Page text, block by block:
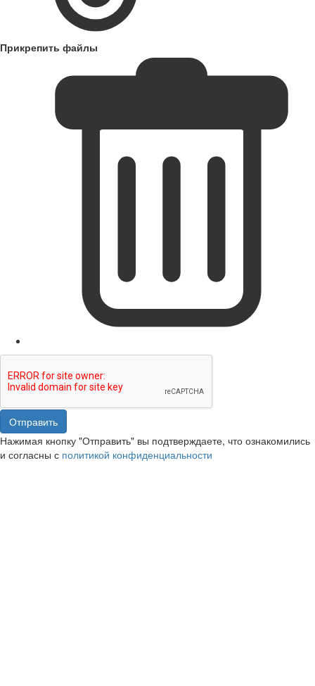
Прикрепить файлы
Отправить
Нажимая кнопку "Отправить" вы подтверждаете, что ознакомились
и согласны с политикой конфиденциальности